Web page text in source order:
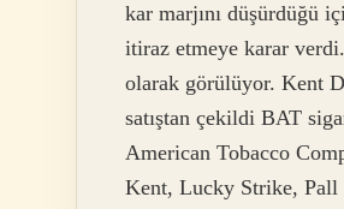
kar marjını düşürdüğü
itiraz etmeye karar
olarak görülüyor. Kent
satıştan çekildi BAT
American Tobacco
Kent, Lucky Strike, Pall